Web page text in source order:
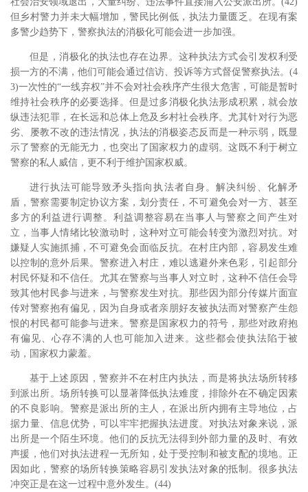
但乡村警力并未大幅增加，警民比例低，执法力量匮乏。在现有案
多警少趋势下，警察执法的消极化可能会进一步加强。
但是，消极化的执法也存在边界。这种执法方式会引发权利受
损一方的不满，他们可能会通过信访、投诉等方式督促警察执法。(4
3)一次性的“一线弃权”并不会对社会秩序产生很大危害，可能是暂时
维持社会秩序的必要选择。但是过多消极化执法形成积累，就会放
纵违法犯罪，在长远和总体上危及乡村社会秩序。尤其针对行为恶
劣、屡教不改的违法情况，执法的消极姿态反而是一种示弱，既显
示了警察的无能无力，也突出了国家权力的虚弱。这既不利于树立
警察的私人威信，更不利于维护国家权威。
进行执法可能导致矛头指向执法者自身。解决纠纷、化解矛
盾，警察需要制定协议方案，划分责任，不可避免会对一方、甚至
多方的利益进行调整。利益调整容易在当事人与警察之间产生对
立，当事人情绪比较激动时，这种对立可能会转变为激烈对抗。对
嫌疑人实施抓捕，不可避免会面临反抗。在村庄内部，容易发生难
以控制的意外后果。警察进入村庄，难以逃避外来色彩，引起部分
村民怀疑和不信任。尤其在警察与当事人对立时，这种不信任会导
致其他村民参与进来，与警察发生对抗。那些因为部分传媒片面宣
传对警察抱有偏见，因为自身或者亲朋好友被执法而对警察产生怨
恨的村民都可能参与进来。警察是国家权力的符号，那些对政府抱
有偏见、心存不满的人也可能加入进来。这些都会使执法陷于被
动，国家权力蒙羞。
基于上述原因，警察并不在村庄内执法，而是将执法场所转移
到派出所。场所转换可以显著降低执法难度，排除外在不确定因素
的不良影响。警察是派出所的主人，在派出所内拥有主导地位，占
据力量、信息优势，可以牢牢把握执法进度。对执法对象来说，派
出所是一个陌生环境。他们的反抗无法得到外部力量的及时、有效
声援，他们对执法进程一无所知，处于受控制和被支配的境地。正
因如此，警察的场所转换策略容易引发执法对象的抵制。很多执法
冲突正是在这一过程中意外发生。(44)